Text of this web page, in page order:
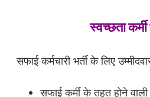
स्वच्छता
सफाई कर्मचारी भर्ती के लिए
सफाई कर्मी के तहत होने